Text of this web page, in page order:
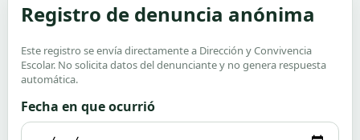
Registro de denuncia anónima
Este registro se envía directamente a Dirección y Convivencia
Escolar. No solicita datos del denunciante y no genera respuesta
automática.
Fecha en que ocurrió